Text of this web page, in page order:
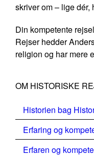
skriver om – lige dér,
Din kompetente
Rejser hedder
religion og har mere
OM HISTORISKE
Historien bag
Erfaring og
Erfaren og